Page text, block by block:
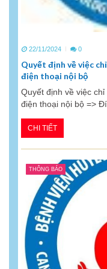
22/11/2024 0
Quyết định về việc
điện thoại nội bộ
Quyết định về việc
điện thoại nội bộ =>
CHI TIẾT
THÔNG BÁO